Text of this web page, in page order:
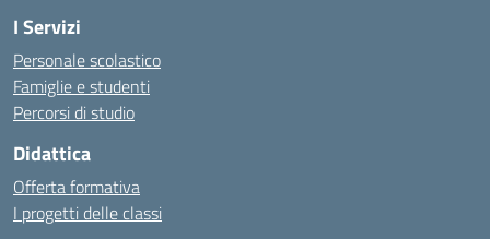
I Servizi
Personale scolastico
Famiglie e studenti
Percorsi di studio
Didattica
Offerta formativa
I progetti delle classi